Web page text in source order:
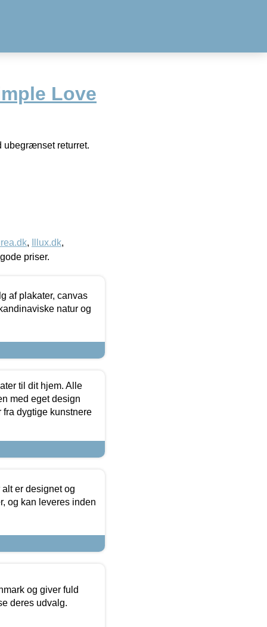
Love
ubegrænset returret.
, Illux.dk,
priser.
af plakater, canvas
natur og
til dit hjem. Alle
med eget design
dygtige kunstnere
er designet og
og kan leveres inden
og giver fuld
deres udvalg.